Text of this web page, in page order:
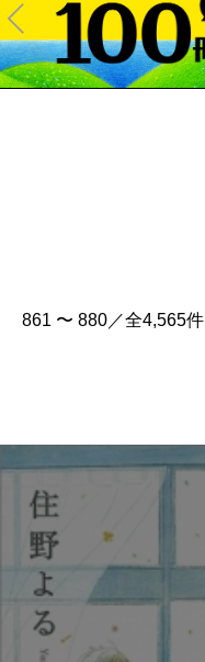
Pre
v
861 〜 880／全4,565件